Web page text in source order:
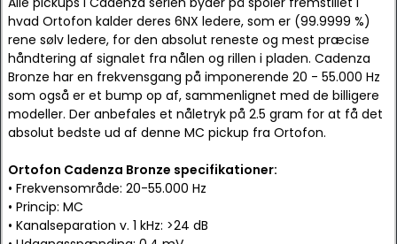
hvad Ortofon kalder deres 6NX ledere, som er (99.9999 %)
rene sølv ledere, for den absolut reneste og mest præcise
håndtering af signalet fra nålen og rillen i pladen. Cadenza
Bronze har en frekvensgang på imponerende 20 - 55.000 Hz
som også er et bump op af, sammenlignet med de billigere
modeller. Der anbefales et nåletryk på 2.5 gram for at få det
absolut bedste ud af denne MC pickup fra Ortofon.
Ortofon Cadenza Bronze specifikationer:
• Frekvensområde: 20-55.000 Hz
• Princip: MC
• Kanalseparation v. 1 kHz: >24 dB